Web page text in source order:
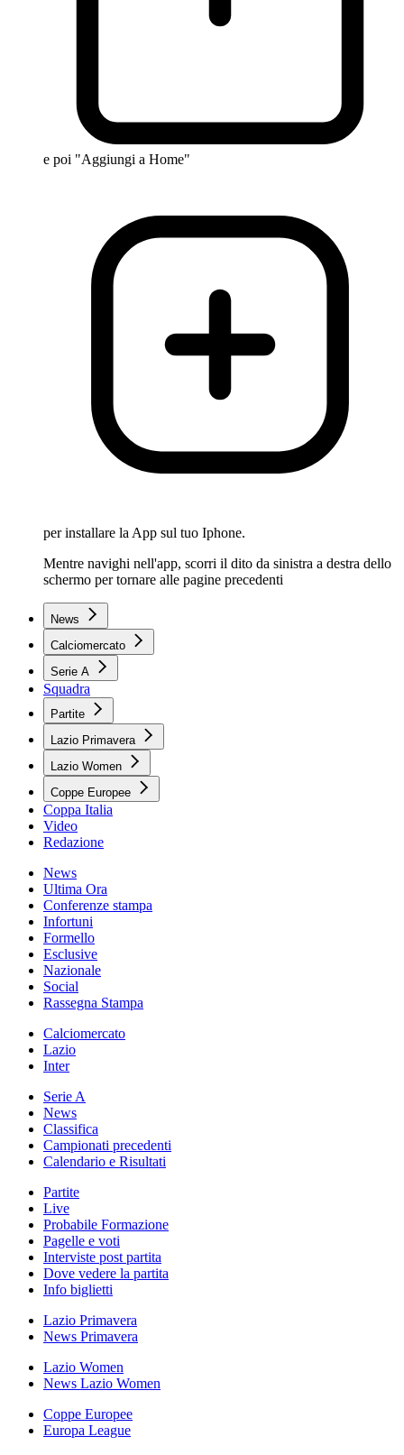
e poi "Aggiungi a Home"
per installare la App sul tuo Iphone.
Mentre navighi nell'app, scorri il dito da sinistra a destra dello
schermo per tornare alle pagine precedenti
News
Calciomercato
Serie A
Squadra
Partite
Lazio Primavera
Lazio Women
Coppe Europee
Coppa Italia
Video
Redazione
News
Ultima Ora
Conferenze stampa
Infortuni
Formello
Esclusive
Nazionale
Social
Rassegna Stampa
Calciomercato
Lazio
Inter
Serie A
News
Classifica
Campionati precedenti
Calendario e Risultati
Partite
Live
Probabile Formazione
Pagelle e voti
Interviste post partita
Dove vedere la partita
Info biglietti
Lazio Primavera
News Primavera
Lazio Women
News Lazio Women
Coppe Europee
Europa League